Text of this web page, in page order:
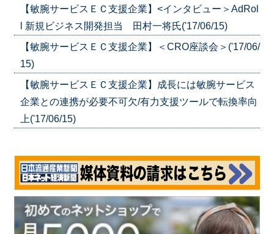
【敏腕サービスＥＣ支援企業】<インタビュー＞AdRol
l 新規ビジネス開発担当 田村一将氏('17/06/15)
【敏腕サービスＥＣ支援企業】＜CRO座談会＞('17/06/
15)
【敏腕サービスＥＣ支援企業】成長には敏腕サービス
企業との連携が必要不可欠/有力支援ツールで転換率向
上('17/06/15)